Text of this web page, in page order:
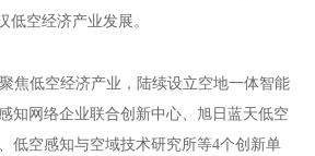
低空经济产业发展。
焦低空经济产业，陆续设立空地一体智能
知网络企业联合创新中心、旭日蓝天低空
低空感知与空域技术研究所等4个创新单